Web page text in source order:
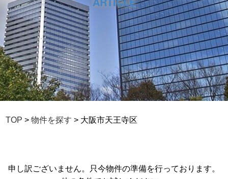
TOP >物件を探す > 大阪市天王寺区
申し訳ございません。只今物件の準備を行っております。